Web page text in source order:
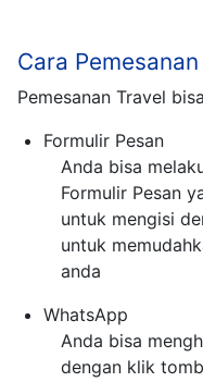
Cara Pemesanan
Pemesanan Travel
Formulir Pesan
Anda bisa
Formulir Pesan
untuk mengisi
untuk
anda
WhatsApp
Anda bisa
dengan klik